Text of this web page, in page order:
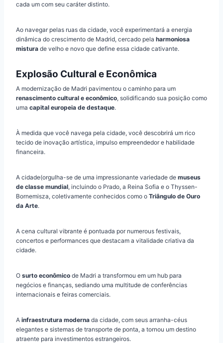
cada um com seu caráter distinto.
Ao navegar pelas ruas da cidade, você experimentará a energia
dinâmica do crescimento de Madrid, cercado pela harmoniosa
mistura de velho e novo que define essa cidade cativante.
Explosão Cultural e Econômica
A modernização de Madri pavimentou o caminho para um
renascimento cultural e econômico, solidificando sua posição como
uma capital europeia de destaque.
À medida que você navega pela cidade, você descobrirá um rico
tecido de inovação artística, impulso empreendedor e habilidade
financeira.
A cidade(orgulha-se de uma impressionante variedade de museus
de classe mundial, incluindo o Prado, a Reina Sofia e o Thyssen-
Bornemisza, coletivamente conhecidos como o Triângulo de Ouro
da Arte.
A cena cultural vibrante é pontuada por numerous festivais,
concertos e performances que destacam a vitalidade criativa da
cidade.
O surto econômico de Madri a transformou em um hub para
negócios e finanças, sediando uma multitude de conferências
internacionais e feiras comerciais.
A infraestrutura moderna da cidade, com seus arranha-céus
elegantes e sistemas de transporte de ponta, a tornou um destino
atraente para investimentos estrangeiros.